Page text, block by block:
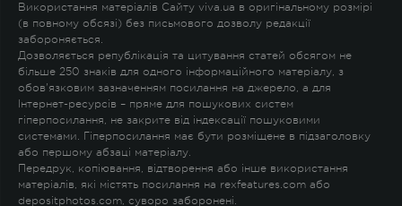
Використання матеріалів Сайту viva.ua в оригінальному розмірі
(в повному обсязі) без письмового дозволу редакції
забороняється.
Дозволяється републікація та цитування статей обсягом не
більше 250 знаків для одного інформаційного матеріалу, з
обов'язковим зазначенням посилання на джерело, а для
Інтернет-ресурсів – пряме для пошукових систем
гіперпосилання, не закрите від індексації пошуковими
системами. Гіперпосилання має бути розміщене в підзаголовку
або першому абзаці матеріалу.
Передрук, копіювання, відтворення або інше використання
матеріалів, які містять посилання на rexfeatures.com або
depositphotos.com, суворо заборонені.